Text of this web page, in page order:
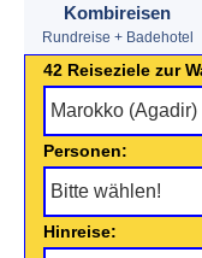
Kombireisen
Rundreise + Badehotel
42 Reiseziele zur
Personen:
Hinreise: